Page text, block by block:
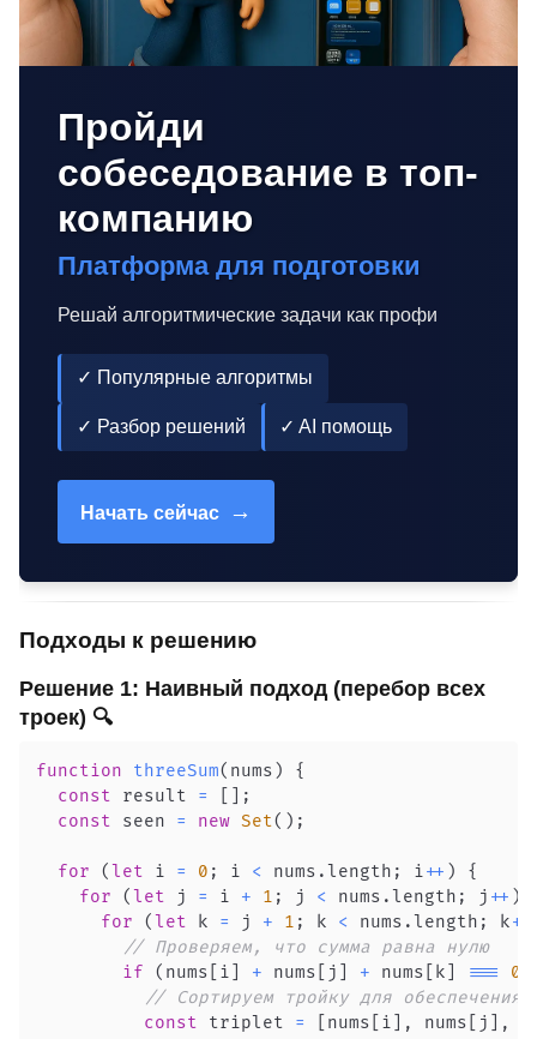
Пройди
собеседование в топ-
компанию
Платформа для подготовки
Решай алгоритмические задачи как профи
✓ Популярные алгоритмы
✓ Разбор решений ✓ AI помощь
Начать сейчас →
Подходы к решению
Решение 1: Наивный подход (перебор всех
троек) 🔍
function threeSum( nums )
{
const result =
;
const seen = new Set( ) ;
for (let i = 0 ; i < nums .length ; i++ )
{
for
(let j = i + 1 ; j < nums .length ; j ++ )
for
(let k = j + 1 ; k < nums .length ; k++
// Проверяем, что сумма равна нулю
if
( nums i + nums j + nums k === 0
// Сортируем тройку для обеспечения
const triplet = nums i , nums j ,